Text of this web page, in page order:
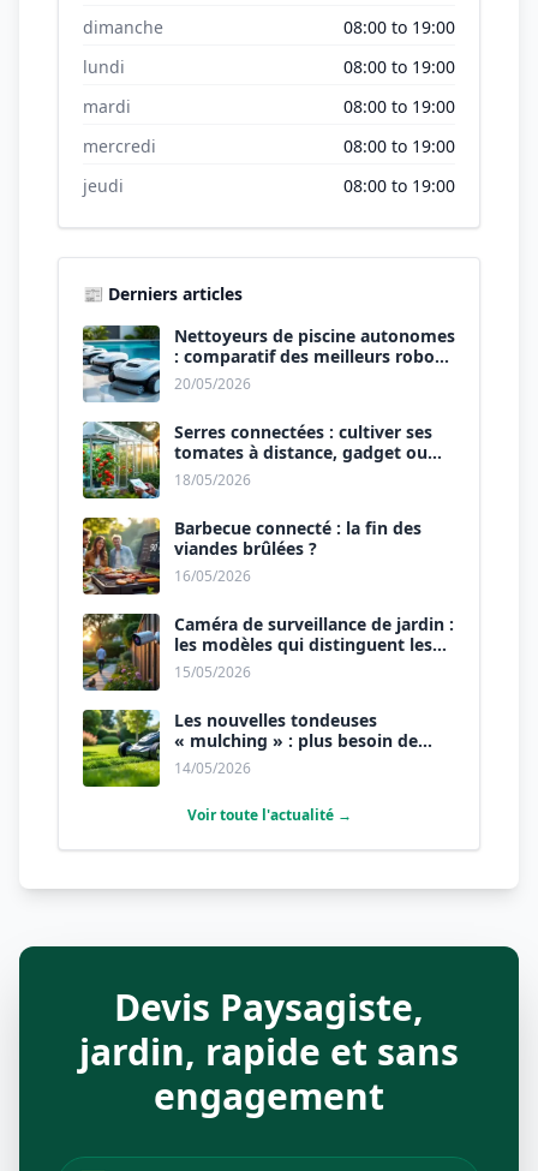
dimanche
08:00 to 19:00
lundi
08:00 to 19:00
mardi
08:00 to 19:00
mercredi
08:00 to 19:00
jeudi
08:00 to 19:00
📰 Derniers articles
Nettoyeurs de piscine autonomes
: comparatif des meilleurs robots
de 2026.
20/05/2026
Serres connectées : cultiver ses
tomates à distance, gadget ou
révolution ?
18/05/2026
Barbecue connecté : la fin des
viandes brûlées ?
16/05/2026
Caméra de surveillance de jardin :
les modèles qui distinguent les
humains des animaux.
15/05/2026
Les nouvelles tondeuses
« mulching » : plus besoin de
ramasser l’herbe.
14/05/2026
Voir toute l'actualité →
Devis Paysagiste,
jardin, rapide et sans
engagement